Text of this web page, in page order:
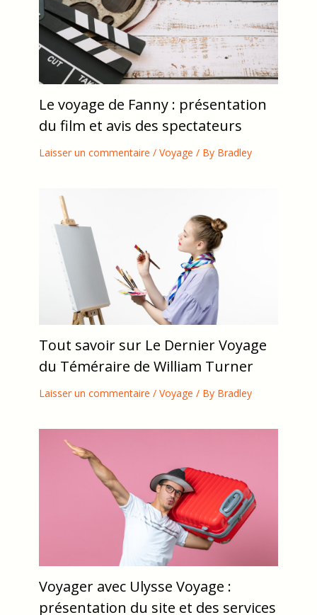
Le voyage de Fanny : présentation
du film et avis des spectateurs
Laisser un commentaire / Voyage / By Bradley
Tout savoir sur Le Dernier Voyage
du Téméraire de William Turner
Laisser un commentaire / Voyage / By Bradley
Voyager avec Ulysse Voyage :
présentation du site et des services